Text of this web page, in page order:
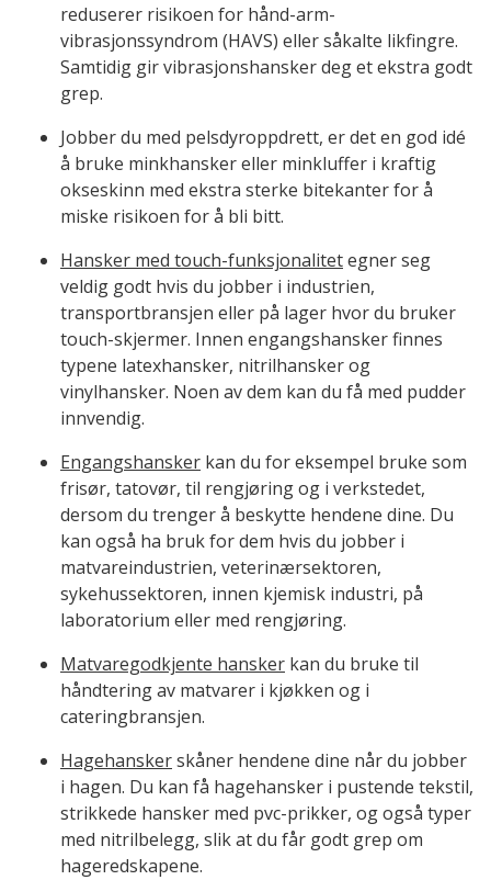
reduserer risikoen for hånd-arm-
vibrasjonssyndrom (HAVS) eller såkalte likfingre.
Samtidig gir vibrasjonshansker deg et ekstra godt
grep.
Jobber du med pelsdyroppdrett, er det en god idé
å bruke minkhansker eller minkluffer i kraftig
okseskinn med ekstra sterke bitekanter for å
miske risikoen for å bli bitt.
Hansker med touch-funksjonalitetegner seg
veldig godt hvis du jobber i industrien,
transportbransjen eller på lager hvor du bruker
touch-skjermer. Innen engangshansker finnes
typene latexhansker, nitrilhansker og
vinylhansker. Noen av dem kan du få med pudder
innvendig.
Engangshansker kan du for eksempel bruke som
frisør, tatovør, til rengjøring og i verkstedet,
dersom du trenger å beskytte hendene dine. Du
kan også ha bruk for dem hvis du jobber i
matvareindustrien, veterinærsektoren,
sykehussektoren, innen kjemisk industri, på
laboratorium eller med rengjøring.
Matvaregodkjente hansker kan du bruke til
håndtering av matvarer i kjøkken og i
cateringbransjen.
Hagehanskerskåner hendene dine når du jobber
i hagen. Du kan få hagehansker i pustende tekstil,
strikkede hansker med pvc-prikker, og også typer
med nitrilbelegg, slik at du får godt grep om
hageredskapene.